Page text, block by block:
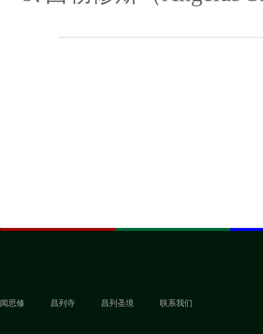
闻思修 昌列寺 昌列圣境 联系我们